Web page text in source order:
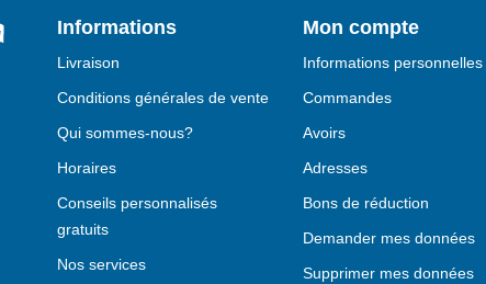
Informations
Livraison
Conditions générales de vente
Qui sommes-nous?
Horaires
Conseils personnalisés
gratuits
Nos services
Mon compte
Informations personnelles
Commandes
Avoirs
Adresses
Bons de réduction
Demander mes données
Supprimer mes données